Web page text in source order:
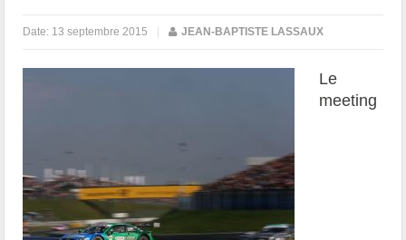
Date: 13 septembre 2015 | JEAN-BAPTISTE LASSAUX
Le
meeting